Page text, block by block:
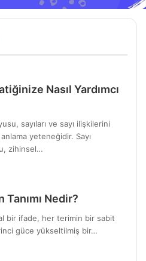
Nasıl Yardımcı
sayıları ve sayı ilişkilerini
yeteneğidir. Sayı
zihinsel…
Nedir?
bir ifade, her terimin bir sabit
güce yükseltilmiş bir…